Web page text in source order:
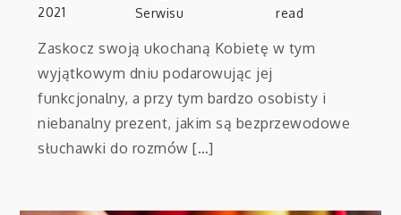
2021
Serwisu
read
Zaskocz swoją ukochaną Kobietę w tym
wyjątkowym dniu podarowując jej
funkcjonalny, a przy tym bardzo osobisty i
niebanalny prezent, jakim są bezprzewodowe
słuchawki do rozmów […]